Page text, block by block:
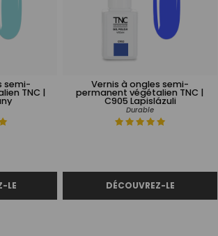
semi-
TNC |
Vernis à ongles semi-
permanent végétalien TNC |
C905 Lapislázuli
Durable